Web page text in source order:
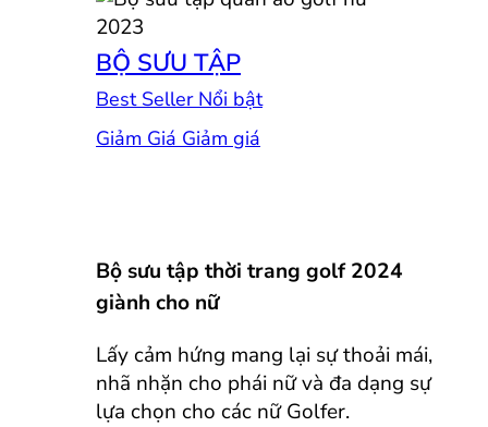
BỘ SƯU TẬP
Best Seller
Giảm Giá
Bộ sưu tập thời trang golf 2024
giành cho nữ
Lấy cảm hứng mang lại sự thoải mái,
nhã nhặn cho phái nữ và đa dạng sự
lựa chọn cho các nữ Golfer.